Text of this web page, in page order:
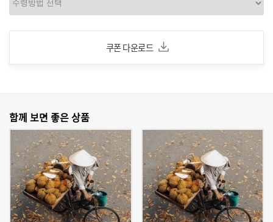
쿠폰 다운로드
함께 보면 좋은 상품